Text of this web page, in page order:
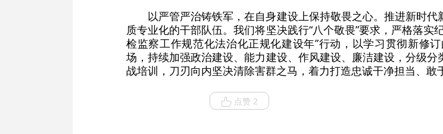
以严管严治铸铁军，在自身建设上保持敬畏之心。推进新时
质专业化的干部队伍。我们将坚决践行“八个敬畏”要求，严格落
检监察工作规范化法治化正规化建设年”行动，以学习贯彻新修
场，持续加强政治建设、能力建设、作风建设、廉洁建设，分级
战培训，刀刃向内坚决清除害群之马，着力打造忠诚干净担当、敢
点赞 2